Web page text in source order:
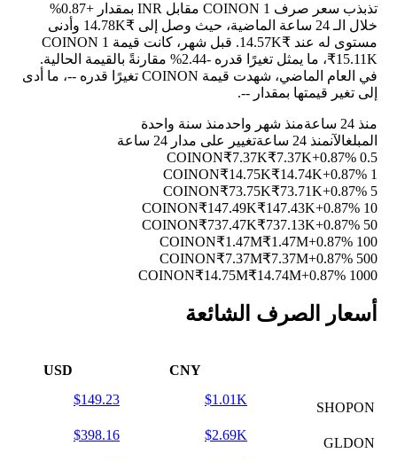
تذبذب سعر صرف 1 COINON مقابل INR بمقدار
+0.87%
خلال الـ 24 ساعة الماضية، حيث وصل إلى ₹14.78K وأدنى
مستوى له عند ₹14.57K. قبل شهر، كانت قيمة 1 COINON
₹15.11K، ما يمثل تغيرًا قدره
-2.44%
مقارنةً بالقيمة الحالية.
في العام الماضي، شهدت قيمة COINON تغيرًا قدره
--، ما أدى
إلى تغير قيمتها بمقدار --
.
منذ 24 ساعة منذ شهر واحدمنذ سنة واحدة
المبلغالآنمنذ 24 ساعة
تغيير على مدار 24 ساعة
0.5 COINON
₹7.37K₹7.37K+0.87%
1 COINON
₹14.75K₹14.74K+0.87%
5 COINON
₹73.75K₹73.71K+0.87%
10 COINON
₹147.49K₹147.43K+0.87%
50 COINON
₹737.47K₹737.13K+0.87%
100 COINON
₹1.47M₹1.47M+0.87%
500 COINON
₹7.37M₹7.37M+0.87%
1000 COINON
₹14.75M₹14.74M+0.87%
أسعار الصرف الشائعة
CNY
USD
SHOPON
$1.01K
$149.23
GLDON
$2.69K
$398.16